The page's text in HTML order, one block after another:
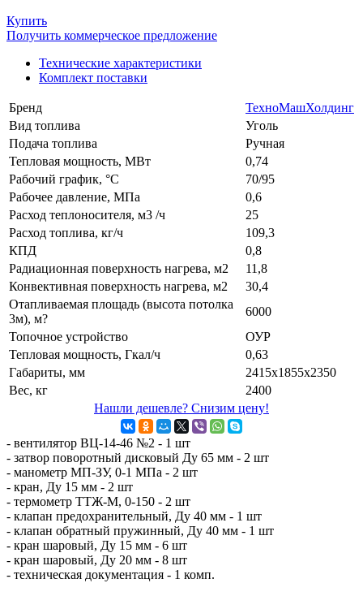
Купить
Получить коммерческое предложение
Технические характеристики
Комплект поставки
Бренд
ТехноМашХолдинг
Вид топлива
Уголь
Подача топлива
Ручная
Тепловая мощность, МВт
0,74
Рабочий график, °С
70/95
Рабочее давление, МПа
0,6
Расход теплоносителя, м3 /ч
25
Расход топлива, кг/ч
109,3
КПД
0,8
Радиационная поверхность нагрева, м2
11,8
Конвективная поверхность нагрева, м2
30,4
Отапливаемая площадь (высота потолка
3м), м?
6000
Топочное устройство
ОУР
Тепловая мощность, Гкал/ч
0,63
Габариты, мм
2415х1855х2350
Вес, кг
2400
Нашли дешевле? Снизим цену!
- вентилятор ВЦ-14-46 №2 - 1 шт
- затвор поворотный дисковый Ду 65 мм - 2 шт
- манометр МП-ЗУ, 0-1 МПа - 2 шт
- кран, Ду 15 мм - 2 шт
- термометр ТТЖ-М, 0-150 - 2 шт
- клапан предохранительный, Ду 40 мм - 1 шт
- клапан обратный пружинный, Ду 40 мм - 1 шт
- кран шаровый, Ду 15 мм - 6 шт
- кран шаровый, Ду 20 мм - 8 шт
- техническая документация - 1 комп.